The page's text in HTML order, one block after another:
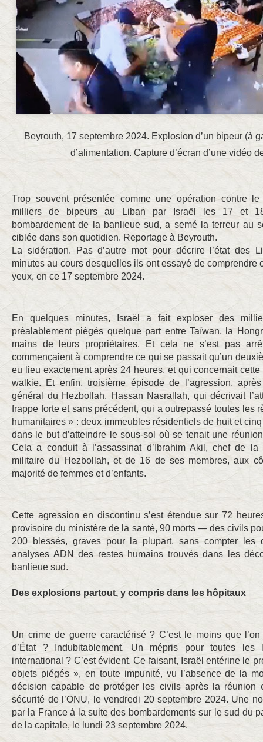
Beyrouth, 17 septembre 2024. Explosion d’un bipeur (à
d’alimentation. Capture d’écran d’une vidéo
Trop souvent présentée comme une opération contre
milliers de bipeurs au Liban par Israël les 17 et 18
bombardement de la banlieue sud, a semé la terreur au
ciblée dans son quotidien. Reportage à Beyrouth.
La sidération. Pas d’autre mot pour décrire l’état des
minutes au cours desquelles ils ont essayé de comprendre
yeux, en ce 17 septembre 2024.
En quelques minutes, Israël a fait exploser des
préalablement piégés quelque part entre Taïwan, la
mains de leurs propriétaires. Et cela ne s’est pas
commençaient à comprendre ce qui se passait qu’un
eu lieu exactement après 24 heures, et qui concernait
walkie. Et enfin, troisième épisode de l’agression,
général du Hezbollah, Hassan Nasrallah, qui décrivait
frappe forte et sans précédent, qui a outrepassé toutes les
humanitaires » : deux immeubles résidentiels de huit et
dans le but d’atteindre le sous-sol où se tenait une
Cela a conduit à l’assassinat d’Ibrahim Akil, chef de
militaire du Hezbollah, et de 16 de ses membres, aux
majorité de femmes et d’enfants.
Cette agression en discontinu s’est étendue sur 72
provisoire du ministère de la santé, 90 morts — des civils
200 blessés, graves pour la plupart, sans compter les
analyses ADN des restes humains trouvés dans les
banlieue sud.
Des explosions partout, y compris dans les hôpitaux
Un crime de guerre caractérisé ? C’est le moins que
d’État ? Indubitablement. Un mépris pour toutes
international ? C’est évident. Ce faisant, Israël entérine le
objets piégés », en toute impunité, vu l’absence de la
décision capable de protéger les civils après la réunion
sécurité de l’ONU, le vendredi 20 septembre 2024. Une
par la France à la suite des bombardements sur le sud du
de la capitale, le lundi 23 septembre 2024.